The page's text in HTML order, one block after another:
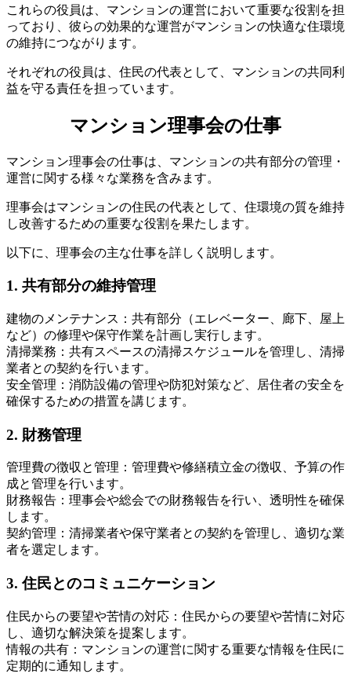
5.ルールと規約の管理
これらの役員は、マンションの運営において重要な役割を担
っており、彼らの効果的な運営がマンションの快適な住環境
の維持につながります。
それぞれの役員は、住民の代表として、マンションの共同利
益を守る責任を担っています。
マンション理事会の仕事
マンション理事会の仕事は、マンションの共有部分の管理・
運営に関する様々な業務を含みます。
理事会はマンションの住民の代表として、住環境の質を維持
し改善するための重要な役割を果たします。
以下に、理事会の主な仕事を詳しく説明します。
1. 共有部分の維持管理
建物のメンテナンス：共有部分（エレベーター、廊下、屋上
など）の修理や保守作業を計画し実行します。
清掃業務：共有スペースの清掃スケジュールを管理し、清掃
業者との契約を行います。
安全管理：消防設備の管理や防犯対策など、居住者の安全を
確保するための措置を講じます。
2. 財務管理
管理費の徴収と管理：管理費や修繕積立金の徴収、予算の作
成と管理を行います。
財務報告：理事会や総会での財務報告を行い、透明性を確保
します。
契約管理：清掃業者や保守業者との契約を管理し、適切な業
者を選定します。
3. 住民とのコミュニケーション
住民からの要望や苦情の対応：住民からの要望や苦情に対応
し、適切な解決策を提案します。
情報の共有：マンションの運営に関する重要な情報を住民に
定期的に通知します。